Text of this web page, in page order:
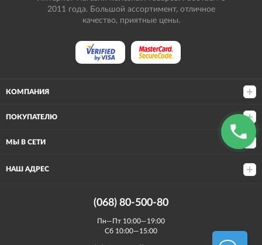
2011 года. Большой ассортимент, отличное
качество, приятные цены.
КОМПАНИЯ
ПОКУПАТЕЛЮ
МЫ В СЕТИ
НАШ АДРЕС
(068) 80-500-80
Пн—Пт 10:00—19:00
Сб 10:00—15:00